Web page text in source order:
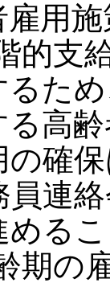
雇用
的支
た
高
確
連
める
期の